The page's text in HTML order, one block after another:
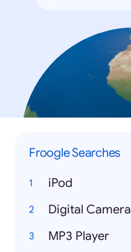
Froogle Searches
iPod
Digital Camera
MP3 Player